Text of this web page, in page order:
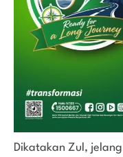
Dikatakan Zul,